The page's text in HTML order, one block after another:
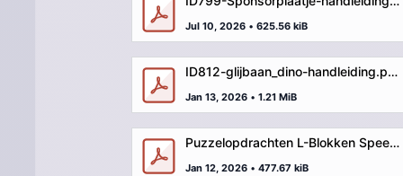
Jul 10, 2026 • 625.56 kiB
ID812-glijbaan_dino-handleiding.pdf
Jan 13, 2026 • 1.21 MiB
Puzzelopdrachten L-Blokken Speelplaatsmeubel.pdf
Jan 12, 2026 • 477.67 kiB